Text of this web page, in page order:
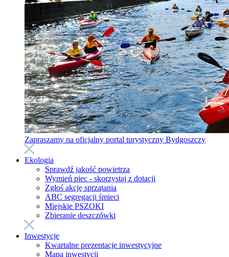
Zapraszamy na oficjalny portal turystyczny Bydgoszczy
Ekologia
Sprawdź jakość powietrza
Wymień piec - skorzystaj z dotacji
Zgłoś akcję sprzątania
ABC segregacji śmieci
Miejskie PSZOKI
Zbieranie deszczówki
Inwestycje
Kwartalne prezentacje inwestycyjne
Mapa inwestycji